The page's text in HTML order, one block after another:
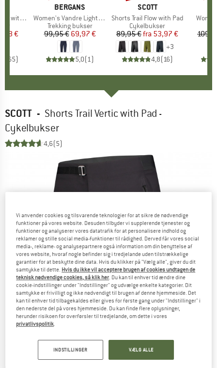
Shorts
pris
€
65)
MÆRKE
BERGANS
Artikel
Women's Vandre Light Softshell Long Shorts
Produktgruppe
Trekking bukser
Pris
99,95 € Nedsat pris
69,97 €
5,0(1)
MÆRKE
SCOTT
Artikel
Shorts Trail Flow with Pad
Produktgruppe
Cykelbukser
Pris
89,95 € Nedsat pris
fra 53,97 €
+3
4,8(16)
Artikel
SCOTT - Shorts Trail Vertic with Pad -
Cykelbukser
4,6(5)
Vi anvender cookies og tilsvarende teknologier for at sikre de nødvendige
funktioner på vores website. Desuden tilbyder vi supplerende tjenester og
funktioner og analyserer vores datatrafik for at personalisere indhold og
reklamer og stille social media-funktioner til rådighed. Derved får vores social
media-, reklame- og analysepartnere også information om din benyttelse af
vores website, hvoraf nogle befinder sig i tredjelande uden tilstrækkelige
garantier for at beskytte dine data. Hvis du klikker på "Vælg alle", giver du dit
samtykke til dette. Hvis du ikke vil acceptere brugen af cookies undtagen de
teknisk nødvendige cookies, så klik her. Du kan til enhver tid ændre dine
cookie-indstillinger under "Indstillinger" og udvælge enkelte kategorier. Dit
samtykke er frivilligt og ikke nødvendigt til brugen af denne hjemmeside. Det
kan til enhver tid tilbagekaldes eller gives for første gang under "Indstillinger" i
den nederste del på vores hjemmeside. Du kan finde flere oplysninger,
herunder risikoen for overførsler til tredjelande, om dette i vores
privatlivspolitik.
INDSTILLINGER VÆLG ALLE